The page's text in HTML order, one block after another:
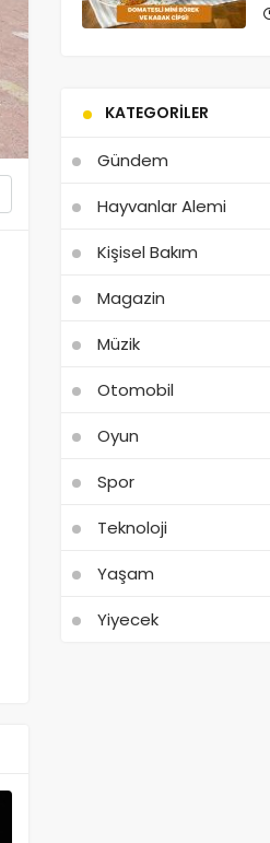
KATEGORILER
Gündem
Hayvanlar Alemi
Kişisel Bakım
Magazin
Müzik
Otomobil
Oyun
Spor
Teknoloji
Yaşam
Yiyecek